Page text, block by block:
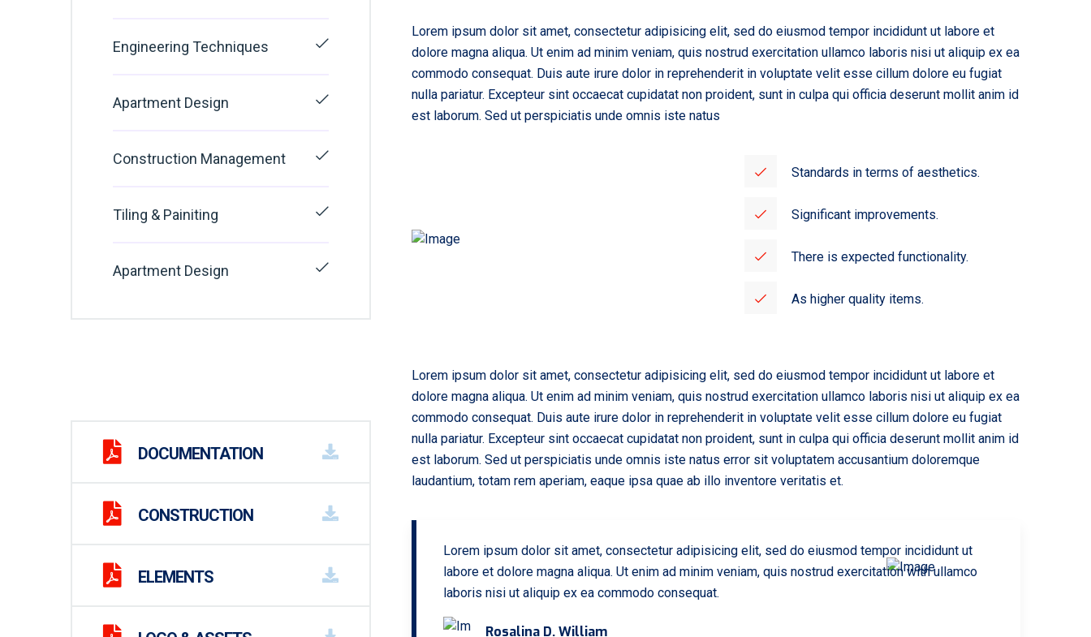
Engineering Techniques
Apartment Design
Construction Management
Tiling & Painiting
Apartment Design
DOCUMENTATION
CONSTRUCTION
ELEMENTS
Lorem ipsum dolor sit amet, consectetur adipisicing elit, sed do eiusmod tempor incididunt ut labore et
dolore magna aliqua. Ut enim ad minim veniam, quis nostrud exercitation ullamco laboris nisi ut aliquip ex ea
commodo consequat. Duis aute irure dolor in reprehenderit in voluptate velit esse cillum dolore eu fugiat
nulla pariatur. Excepteur sint occaecat cupidatat non proident, sunt in culpa qui officia deserunt mollit anim id
est laborum. Sed ut perspiciatis unde omnis iste natus
Standards in terms of aesthetics.
Significant improvements.
There is expected functionality.
As higher quality items.
Lorem ipsum dolor sit amet, consectetur adipisicing elit, sed do eiusmod tempor incididunt ut labore et
dolore magna aliqua. Ut enim ad minim veniam, quis nostrud exercitation ullamco laboris nisi ut aliquip ex ea
commodo consequat. Duis aute irure dolor in reprehenderit in voluptate velit esse cillum dolore eu fugiat
nulla pariatur. Excepteur sint occaecat cupidatat non proident, sunt in culpa qui officia deserunt mollit anim id
est laborum. Sed ut perspiciatis unde omnis iste natus error sit voluptatem accusantium doloremque
laudantium, totam rem aperiam, eaque ipsa quae ab illo inventore veritatis et.
Lorem ipsum dolor sit amet, consectetur adipisicing elit, sed do eiusmod tempor incididunt ut
labore et dolore magna aliqua. Ut enim ad minim veniam, quis nostrud exercitation with ullamco
laboris nisi ut aliquip ex ea commodo consequat.
Rosalina D. William